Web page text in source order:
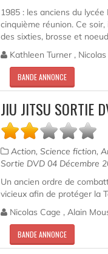
1985 : les anciens du
cinquième réunion. Ce
des sixties, brosse et
Kathleen Turner ,
BANDE ANNONCE
JIU JITSU SORTIE
Action, Science fiction,
Sortie DVD 04 Décembre
Un ancien ordre de
vicieux afin de protéger la
Nicolas Cage , Alain
BANDE ANNONCE